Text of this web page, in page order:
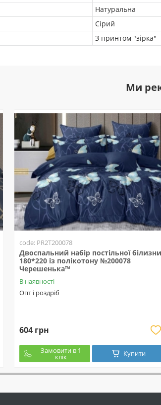
Натуральна
Сірий
З принтом "зірка"
Ми
code: PR2T200078
Двоспальний набір постільної білизни
180*220 із полікотону №200078
Черешенька™
В наявності
Опт і роздріб
604 грн
Замовити в 1
клік Купити